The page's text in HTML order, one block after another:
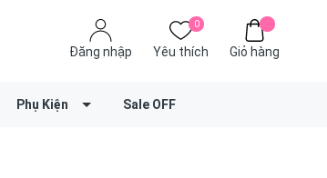
Đăng nhập
0
Yêu thích Giỏ hàng
Phụ Kiện Sale OFF